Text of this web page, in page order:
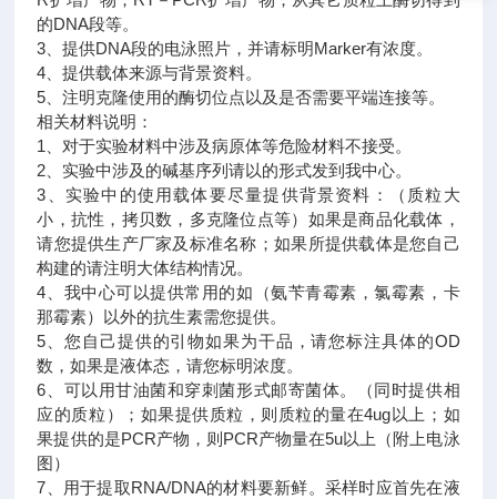
的DNA段等。
3、提供DNA段的电泳照片，并请标明Marker有浓度。
4、提供载体来源与背景资料。
5、注明克隆使用的酶切位点以及是否需要平端连接等。
相关材料说明：
1、对于实验材料中涉及病原体等危险材料不接受。
2、实验中涉及的碱基序列请以的形式发到我中心。
3、实验中的使用载体要尽量提供背景资料：（质粒大
小，抗性，拷贝数，多克隆位点等）如果是商品化载体，
请您提供生产厂家及标准名称；如果所提供载体是您自己
构建的请注明大体结构情况。
4、我中心可以提供常用的如（氨苄青霉素，氯霉素，卡
那霉素）以外的抗生素需您提供。
5、您自己提供的引物如果为干品，请您标注具体的OD
数，如果是液体态，请您标明浓度。
6、可以用甘油菌和穿刺菌形式邮寄菌体。（同时提供相
应的质粒）；如果提供质粒，则质粒的量在4ug以上；如
果提供的是PCR产物，则PCR产物量在5u以上（附上电泳
图）
7、用于提取RNA/DNA的材料要新鲜。采样时应首先在液